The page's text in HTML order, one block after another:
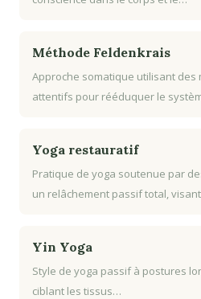
Méthode Feldenkrais
Approche somatique utilisant des
attentifs pour rééduquer le
Yoga restauratif
Pratique de yoga soutenue par
un relâchement passif total,
Yin Yoga
Style de yoga passif à postures
ciblant les tissus…